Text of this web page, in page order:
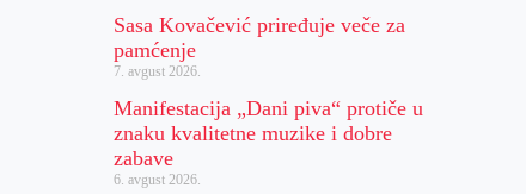
Sasa Kovačević priređuje veče za
pamćenje
7. avgust 2026.
Manifestacija „Dani piva“ protiče u
znaku kvalitetne muzike i dobre
zabave
6. avgust 2026.